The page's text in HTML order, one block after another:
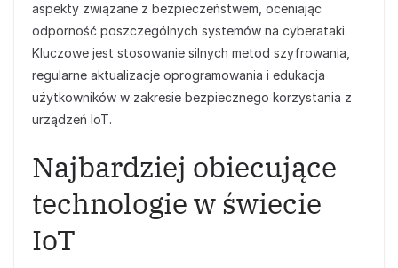
aspekty związane z bezpieczeństwem, oceniając
odporność poszczególnych systemów na cyberataki.
Kluczowe jest stosowanie silnych metod szyfrowania,
regularne aktualizacje oprogramowania i edukacja
użytkowników w zakresie bezpiecznego korzystania z
urządzeń IoT.
Najbardziej obiecujące
technologie w świecie
IoT